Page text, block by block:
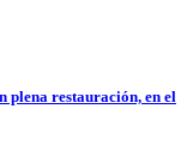
plena restauración, en el